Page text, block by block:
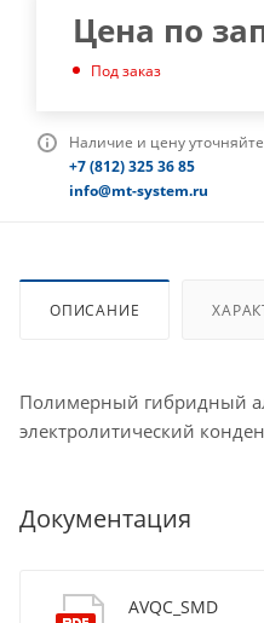
Цена по
Под заказ
Наличие и цену
+7 (812) 325 36 85
info@mt-system.ru
ОПИСАНИЕ
Полимерный гибридный
электролитический
Документация
AVQC_SMD